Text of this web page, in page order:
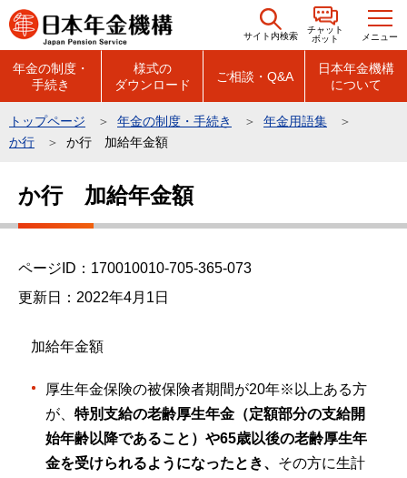
こ
の
の
す
サイト内検索
チャット
ボット
メニュー
年金の制度・
手続き
様式の
ダウンロード
ご相談・Q&A
日本年金機構
について
トップページ 年金の制度・手続き
年金用語集
か行
か行 加給年金額
こ
か行 加給年金額
ページID：170010010-705-365-073
更新日：2022年4月1日
加給年金額
厚生年金保険の被保険者期間が20年※以上ある方
が、 特別支給の老齢厚生年金（定額部分の支給開
始年齢以降であること）や65歳以後の老齢厚生年
金を受けられるようになったとき、 その方に生計